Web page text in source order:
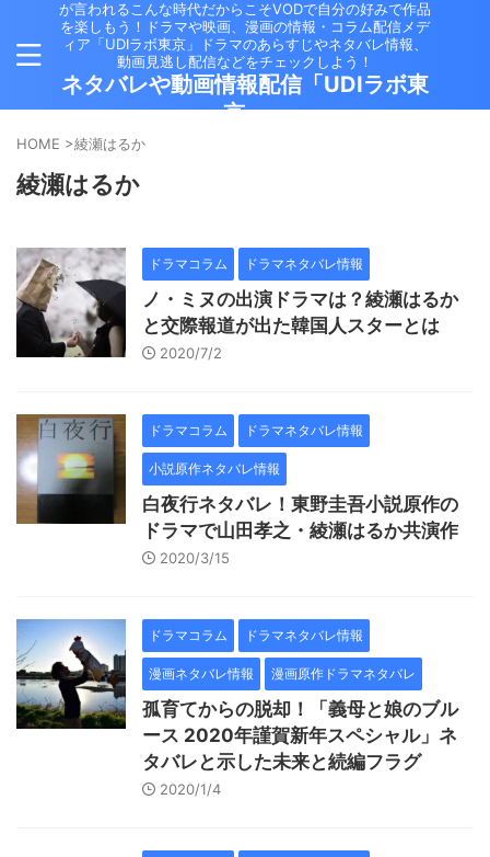
が言われるこんな時代だからこそVODで自分の好みで作品
を楽しもう！ドラマや映画、漫画の情報・コラム配信メデ
ィア「UDIラボ東京」ドラマのあらすじやネタバレ情報、
動画見逃し配信などをチェックしよう！
ネタバレや動画情報配信「UDIラボ東
京」
HOME >綾瀬はるか
綾瀬はるか
ドラマコラム ドラマネタバレ情報
ノ・ミヌの出演ドラマは？綾瀬はるか
と交際報道が出た韓国人スターとは
2020/7/2
ドラマコラム ドラマネタバレ情報
小説原作ネタバレ情報
白夜行ネタバレ！東野圭吾小説原作の
ドラマで山田孝之・綾瀬はるか共演作
2020/3/15
ドラマコラム ドラマネタバレ情報
漫画ネタバレ情報 漫画原作ドラマネタバレ
孤育てからの脱却！「義母と娘のブル
ース 2020年謹賀新年スペシャル」ネ
タバレと示した未来と続編フラグ
2020/1/4